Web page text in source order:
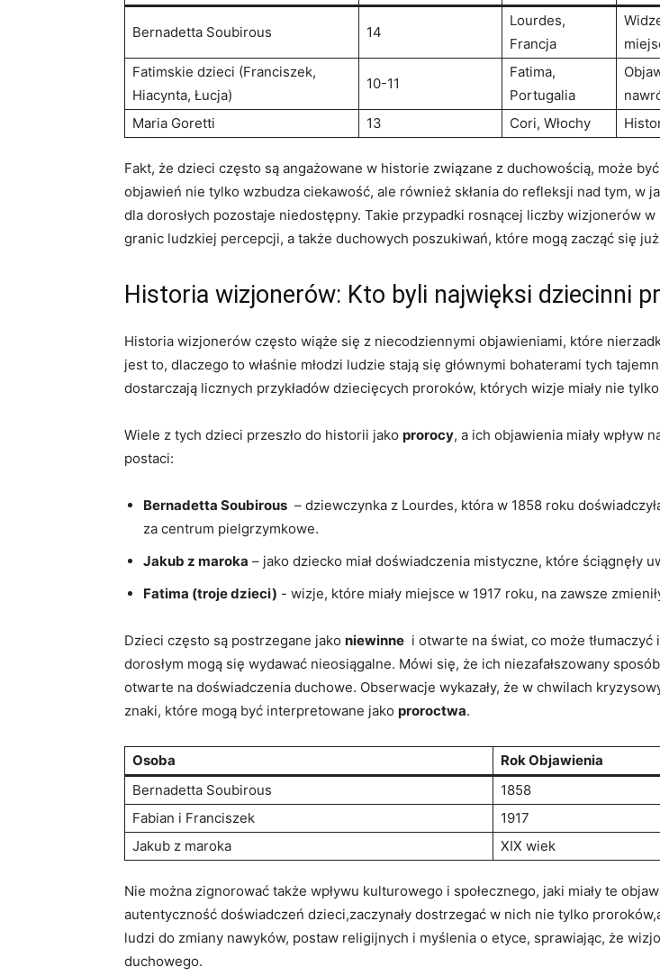
Bernadetta Soubirous 14
Lourdes,
Francja
Fatimskie dzieci (Franciszek,
‌Hiacynta, ⁤Łucja)
10-11
Fatima,
Portugalia
Maria ⁣Goretti
13 Cori, Włochy
Fakt, że‍ dzieci często są⁢ angażowane w⁤ historie związane z ⁤duchowością, może
objawień nie tylko ‍wzbudza ciekawość, ale ‌również skłania do refleksji nad tym,
dla dorosłych pozostaje ⁣niedostępny. Takie przypadki rosnącej​ liczby ‍wizjonerów
granic ludzkiej percepcji, ⁢a także duchowych ‍poszukiwań, które mogą zacząć się⁤
Historia ‌wizjonerów: ⁣Kto⁣ byli najwięksi dziecinni⁣
Historia wizjonerów często wiąże się z niecodziennymi ⁤objawieniami, które
‍jest to, dlaczego to właśnie młodzi ludzie stają ⁢się głównymi⁢ bohaterami tych‌
dostarczają ​licznych ⁢przykładów dziecięcych proroków, których wizje miały nie
Wiele z​ tych dzieci przeszło do historii jako prorocy, a ich objawienia miały⁣ wpływ‌
postaci:
Bernadetta Soubirous
– dziewczynka z Lourdes, która w‍ 1858 roku
za centrum pielgrzymkowe.
Jakub z maroka – jako⁤ dziecko miał doświadczenia mistyczne, które ściągnęły
Fatima (troje ⁢dzieci) ‍-​ wizje, które miały miejsce w 1917 roku, na ‌zawsze
Dzieci ‌często są postrzegane jako niewinne
i⁤ otwarte na ‍świat, co może
dorosłym mogą się wydawać⁤ nieosiągalne. Mówi się, że ich niezafałszowany
‍otwarte na‌ doświadczenia ⁣duchowe. Obserwacje wykazały, że ‌w‍ chwilach
znaki, które‌ mogą​ być⁢ interpretowane jako proroctwa.
Osoba Rok Objawienia
Bernadetta Soubirous
1858
Fabian i⁣ Franciszek
1917
Jakub z ⁣maroka
XIX wiek
Nie można‍ zignorować ⁣także wpływu⁤ kulturowego i społecznego, jaki⁢ miały ‍te‍
autentyczność doświadczeń dzieci,zaczynały dostrzegać w nich nie tylko
ludzi do zmiany nawyków, postaw religijnych i myślenia o‌ etyce, sprawiając, ‍że‌
duchowego.